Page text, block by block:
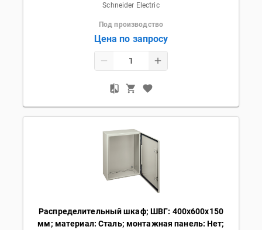
Schneider Electric
Под производство
Цена по запросу
Распределительный шкаф; ШВГ: 400х600х150
мм; материал: Сталь; монтажная панель: Нет;